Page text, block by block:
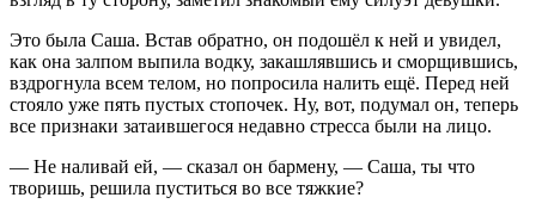
Это была Саша. Встав обратно, он подошёл к ней и увидел,
как она залпом выпила водку, закашлявшись и сморщившись,
вздрогнула всем телом, но попросила налить ещё. Перед ней
стояло уже пять пустых стопочек. Ну, вот, подумал он, теперь
все признаки затаившегося недавно стресса были на лицо.
— Не наливай ей, — сказал он бармену, — Саша, ты что
творишь, решила пуститься во все тяжкие?